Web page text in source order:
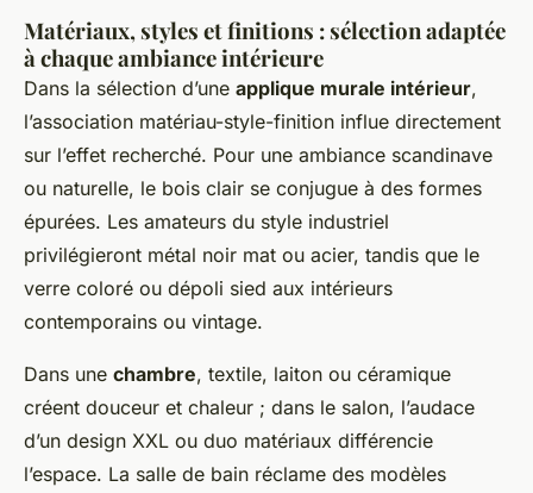
Matériaux, styles et finitions : sélection adaptée
à chaque ambiance intérieure
Dans la sélection d’une applique murale intérieur,
l’association matériau-style-finition influe directement
sur l’effet recherché. Pour une ambiance scandinave
ou naturelle, le bois clair se conjugue à des formes
épurées. Les amateurs du style industriel
privilégieront métal noir mat ou acier, tandis que le
verre coloré ou dépoli sied aux intérieurs
contemporains ou vintage.
Dans une chambre, textile, laiton ou céramique
créent douceur et chaleur ; dans le salon, l’audace
d’un design XXL ou duo matériaux différencie
l’espace. La salle de bain réclame des modèles